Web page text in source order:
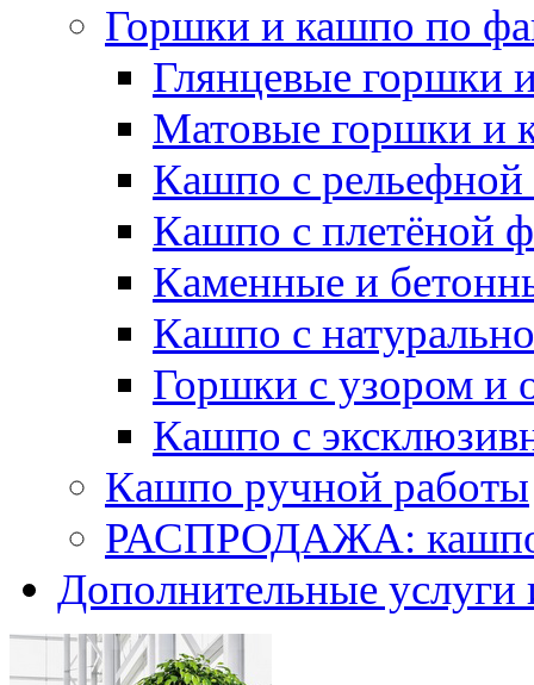
Горшки и кашпо по
Глянцевые горшки
Матовые горшки и
Кашпо с рельефной
Кашпо с плетёной
Каменные и
Кашпо с
Горшки с узором и
Кашпо с
Кашпо ручной работы
РАСПРОДАЖА: кашпо
Дополнительные услуги